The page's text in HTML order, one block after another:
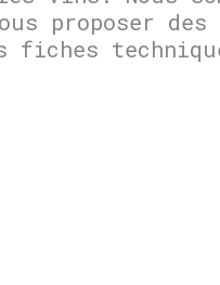
proposer des
fiches